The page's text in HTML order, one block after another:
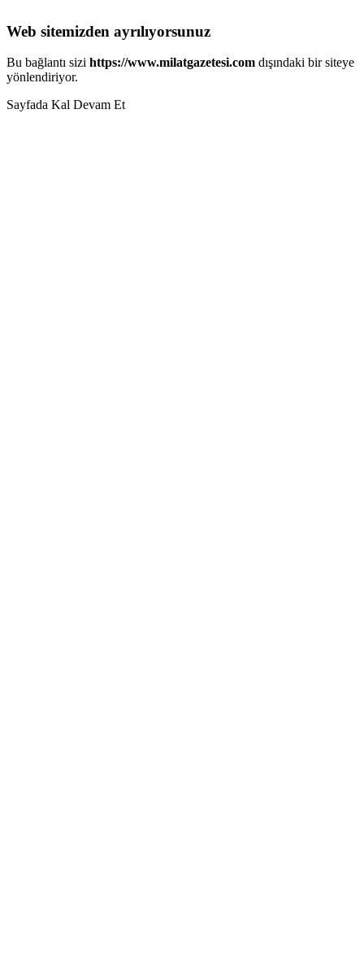
Web sitemizden ayrılıyorsunuz
Bu bağlantı sizi https://www.milatgazetesi.com dışındaki bir siteye
yönlendiriyor.
Sayfada Kal Devam Et